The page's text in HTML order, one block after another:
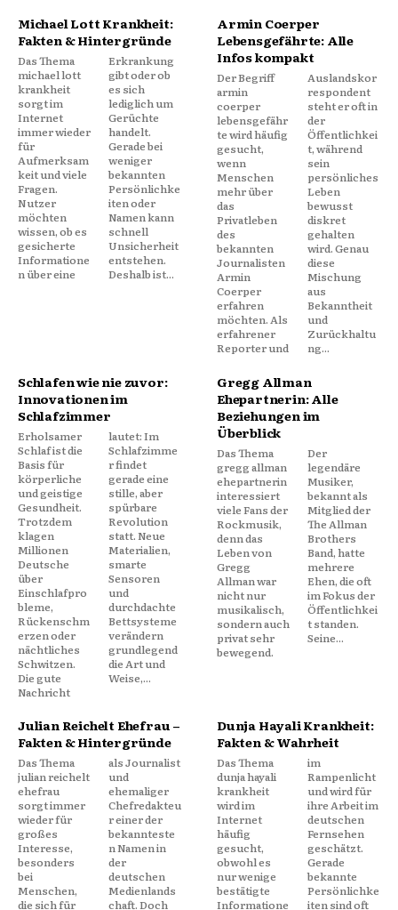
Michael Lott Krankheit:
Fakten & Hintergründe
Das Thema
michael lott
krankheit
sorgt im
Internet
immer wieder
für
Aufmerksam
keit und viele
Fragen.
Nutzer
möchten
wissen, ob es
gesicherte
Informatione
n über eine
Erkrankung
gibt oder ob
es sich
lediglich um
Gerüchte
handelt.
Gerade bei
weniger
bekannten
Persönlichke
iten oder
Namen kann
schnell
Unsicherheit
entstehen.
Deshalb ist...
Armin Coerper
Lebensgefährte: Alle
Infos kompakt
Der Begriff
armin
coerper
lebensgefähr
te wird häufig
gesucht,
wenn
Menschen
mehr über
das
Privatleben
des
bekannten
Journalisten
Armin
Coerper
erfahren
möchten. Als
erfahrener
Reporter und
Auslandskor
respondent
steht er oft in
der
Öffentlichkei
t, während
sein
persönliches
Leben
bewusst
diskret
gehalten
wird. Genau
diese
Mischung
aus
Bekanntheit
und
Zurückhaltu
ng...
Schlafen wie nie zuvor:
Innovationen im
Schlafzimmer
Erholsamer
Schlaf ist die
Basis für
körperliche
und geistige
Gesundheit.
Trotzdem
klagen
Millionen
Deutsche
über
Einschlafpro
bleme,
Rückenschm
erzen oder
nächtliches
Schwitzen.
Die gute
Nachricht
lautet: Im
Schlafzimme
r findet
gerade eine
stille, aber
spürbare
Revolution
statt. Neue
Materialien,
smarte
Sensoren
und
durchdachte
Bettsysteme
verändern
grundlegend
die Art und
Weise,...
Gregg Allman
Ehepartnerin: Alle
Beziehungen im
Überblick
Das Thema
gregg allman
ehepartnerin
interessiert
viele Fans der
Rockmusik,
denn das
Leben von
Gregg
Allman war
nicht nur
musikalisch,
sondern auch
privat sehr
bewegend.
Der
legendäre
Musiker,
bekannt als
Mitglied der
The Allman
Brothers
Band, hatte
mehrere
Ehen, die oft
im Fokus der
Öffentlichkei
t standen.
Seine...
Julian Reichelt Ehefrau –
Fakten & Hintergründe
Das Thema
julian reichelt
ehefrau
sorgt immer
wieder für
großes
Interesse,
besonders
bei
Menschen,
die sich für
als Journalist
und
ehemaliger
Chefredakteu
r einer der
bekannteste
n Namen in
der
deutschen
Medienlands
chaft. Doch
Dunja Hayali Krankheit:
Fakten & Wahrheit
Das Thema
dunja hayali
krankheit
wird im
Internet
häufig
gesucht,
obwohl es
nur wenige
bestätigte
Informatione
im
Rampenlicht
und wird für
ihre Arbeit im
deutschen
Fernsehen
geschätzt.
Gerade
bekannte
Persönlichke
iten sind oft